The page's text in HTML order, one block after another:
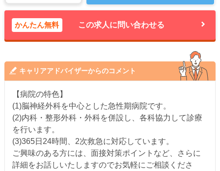
かんたん無料 この求人に問い合わせる
キャリアアドバイザーからのコメント
【病院の特色】
(1)脳神経外科を中心とした急性期病院です。
(2)内科・整形外科・外科を併設し、各科協力して診療
を行います。
(3)365日24時間、2次救急に対応しています。
ご興味のある方には、面接対策ポイントなど、さらに
詳細をお話しいたしますのでお気軽にご相談くださ